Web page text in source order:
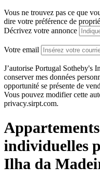
Vous ne trouvez pas ce que
dire votre préférence de
Décrivez votre annonce
Votre email
J’autorise Portugal Sotheby's
conserver mes données
opportunité se présente de
Vous pouvez modifier cette
privacy.sirpt.com.
individuelles
Ilha da